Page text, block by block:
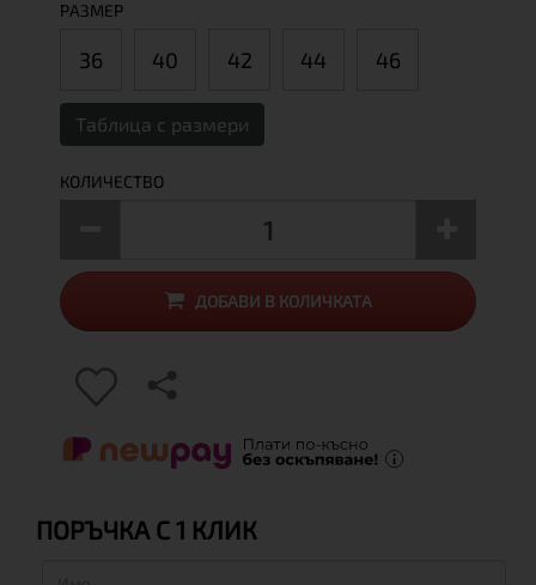
РАЗМЕР
36 40 42 44 46
Таблица с размери
КОЛИЧЕСТВО
ДОБАВИ В КОЛИЧКАТА
ПОРЪЧКА С 1 КЛИК